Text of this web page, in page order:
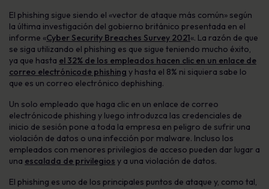
El phishing sigue siendo el «vector de ataque más común» según
la última investigación del gobierno británico presentada en el
informe «Cyber Security Breaches Survey 2021«. La razón de que
se siga utilizando el phishing es que sigue teniendo mucho éxito,
ya que hasta el 32% de los empleados hacen clic en un enlace de
correo electrónicode phishing y hasta el 8% ni siquiera sabe lo
que es un correo electrónico dephishing.
Un solo empleado que haga clic en un enlace de correo
electrónicode phishing y luego introduzca las credenciales de
inicio de sesión pone a toda la empresa en peligro de sufrir una
violación de datos o una infección por malware. Incluso los
empleados con menores privilegios de acceso pueden dar lugar a
una escalada de privilegios y a una violación de datos.
El phishing es uno de los principales puntos de ataque y, como tal,